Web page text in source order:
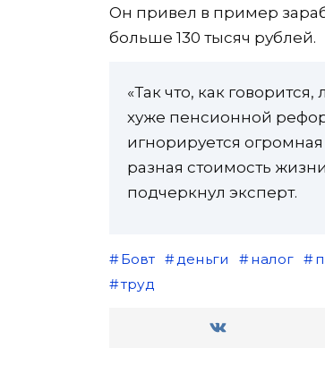
Он привел в пример
больше 130 тысяч рублей.
«Так что, как
хуже пенсионной
игнорируется
разная стоимость
подчеркнул эксперт.
Бовт деньги налог
труд